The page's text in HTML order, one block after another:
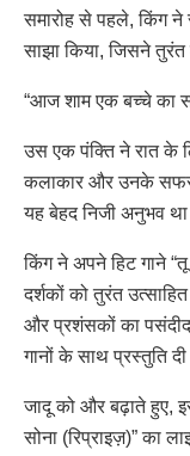
समारोह से पहले, किंग ने
साझा किया, जिसने तुरंत
“आज शाम एक बच्चे का
उस एक पंक्ति ने रात के
कलाकार और उनके सफर
यह बेहद निजी अनुभव
किंग ने अपने हिट गाने
दर्शकों को तुरंत
और प्रशंसकों का
गानों के साथ प्रस्तुति
जादू को और बढ़ाते हुए,
सोना (रिप्राइज़)” का